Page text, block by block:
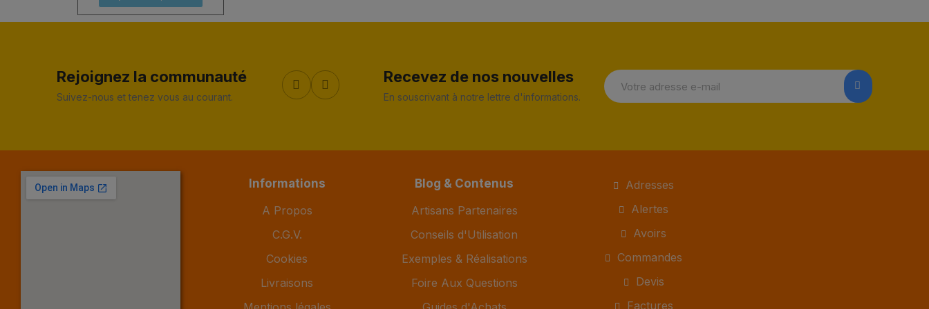
Rejoignez la communauté
Suivez-nous et tenez vous au courant.
Recevez de nos nouvelles
En souscrivant à notre lettre d'informations.
Informations
A Propos
C.G.V.
Cookies
Livraisons
Blog & Contenus
Artisans Partenaires
Conseils d'Utilisation
Exemples & Réalisations
Foire Aux Questions
Adresses
Alertes
Avoirs
Commandes
Devis
Factures